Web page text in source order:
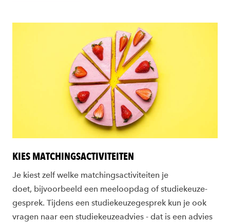
KIES MATCHINGSACTIVITEITEN
Je kiest zelf welke matchingsactiviteiten je
doet, bijvoorbeeld een meeloopdag of studiekeuze-
gesprek. Tijdens een studiekeuzegesprek kun je ook
vragen naar een studiekeuzeadvies - dat is een advies